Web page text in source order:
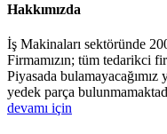
Hakkımızda
İş Makinaları sektöründe
Firmamızın; tüm tedarikci
Piyasada
yedek parça
devamı için